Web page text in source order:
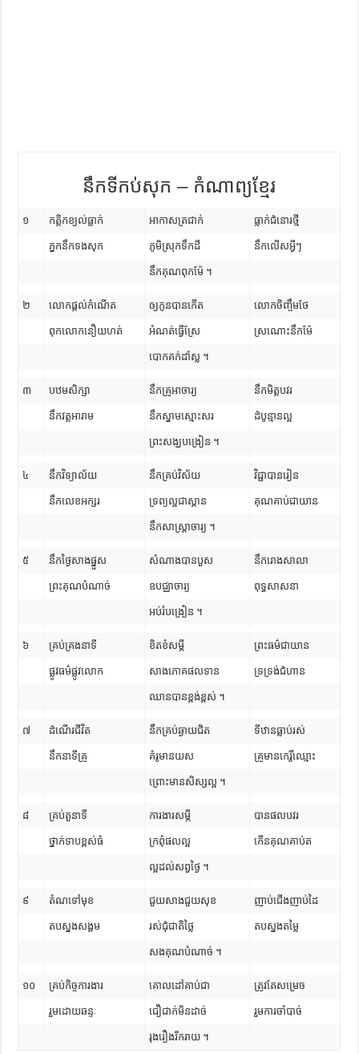
នឹកទីកប់សុក – កំណាព្យខ្មែរ
១ កត្តិកខ្យល់ធ្លាក់ អាកាសត្រជាក់ ធ្លាក់ជំនោរថ្មី
ភ្នកនឹកទងសុក ភូមិស្រុកទឹកដី នឹកលើសអ្វីៗ
នឹកគុណពុកម៉ែ ។
២ លោកផ្តល់កំណើត ឲ្យកូនបានកើត លោកចិញ្ចឹមថែ
ពុកលោកនឿយហត់ អំណត់ធ្វើស្រែ ស្រណោះនឹកម៉ែ
បោកគក់ដាំស្ល ។
៣ បឋមសិក្សា នឹកគ្រូអាចារ្យ នឹកមិត្តបវរ
នឹកវត្តអារាម នឹកស្នាមស្មោះសរ ដំបូន្មានល្អ
ព្រះសង្ឃបង្រៀន ។
៤ នឹកវិទ្យាល័យ នឹកគ្រប់វិស័យ វិជ្ជាបានរៀន
នឹកលេខអក្សរ ទ្រព្យល្អជាស្ពាន គុណគាប់ជាយាន
នឹកសាស្ត្រាចារ្យ ។
៥ នឹកថ្ងៃសាងផ្នួស សំណាងបានបួស នឹករោងសាលា
ព្រះគុណបំណាច់ ឧបជ្ឈាចារ្យ ពុទ្ធសាសនា
អប់រំបង្រៀន ។
៦ គ្រប់គ្រងនាទី ខិតខំសម្ភី ព្រះធម៌ជាយាន
ផ្លូវធម៌ផ្លូវលោក សាងភោគផលទាន ទ្រទ្រង់ជំហាន
ឈានបានខ្ពង់ខ្ពស់ ។
៧ ដំណើរជីវិត នឹកគ្រប់ឆ្ងាយជិត ទីឋានធ្លាប់រស់
នឹកនាទីគ្រូ គំរូមានយស គ្រូមានកេរ្តិ៍ឈ្មោះ
ព្រោះមានសិស្សល្អ ។
៨ គ្រប់តួនាទី ការងារសម្ភី បានផលបវរ
ថ្នាក់ទាបខ្ពស់ធំ ក្រពុំផលល្អ កើនគុណគាប់ត
ល្អដល់សព្វថ្ងៃ ។
៩ តំណទៅមុខ ជួយសាងជួយសុខ ញាប់ជើងញាប់ដៃ
តបស្នងសង្គម រស់ជុំជាតិថ្លៃ តបស្នងតម្លៃ
សងគុណបំណាច់ ។
១០ គ្រប់កិច្ចការងារ គោលដៅគាប់ជា ត្រូវតែសម្រេច
រួមដោយឆន្ទៈ ជឿជាក់មិនដាច់ រួមការចាំបាច់
រុងរឿងរីករាយ ។